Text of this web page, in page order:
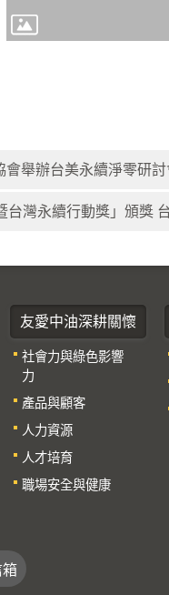
會舉辦台美永續淨零研
台灣永續行動獎」頒獎
友愛中油深耕關懷
社會力與綠色影響
力
產品與顧客
人力資源
人才培育
職場安全與健康
箱